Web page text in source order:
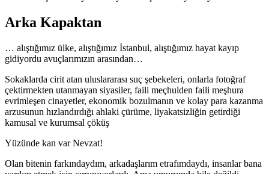
Arka Kapaktan
… alıştığımız ülke, alıştığımız İstanbul, alıştığımız hayat kayıp
gidiyordu avuçlarımızın arasından…
Sokaklarda cirit atan uluslararası suç şebekeleri, onlarla fotoğraf
çektirmekten utanmayan siyasiler, faili meçhulden faili meşhura
evrimleşen cinayetler, ekonomik bozulmanın ve kolay para kazanma
arzusunun hızlandırdığı ahlaki çürüme, liyakatsizliğin getirdiği
kamusal ve kurumsal çöküş
Yüzünde kan var Nevzat!
Olan bitenin farkındaydım, arkadaşlarım etrafımdaydı, insanlar bana